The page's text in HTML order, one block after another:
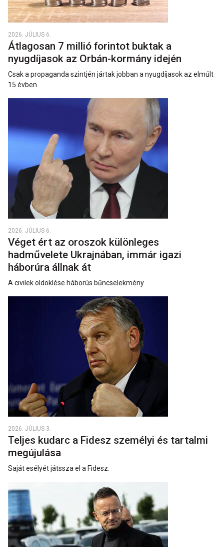
2026. JÚLIUS 6.
Átlagosan 7 millió forintot buktak a
nyugdíjasok az Orbán-kormány idején
Csak a propaganda szintjén jártak jobban a nyugdíjasok az elmúlt
15 évben.
2026. JÚLIUS 6.
Véget ért az oroszok különleges
hadművelete Ukrajnában, immár igazi
háborúra állnak át
A civilek öldöklése háborús bűncselekmény.
2026. JÚLIUS 3.
Teljes kudarc a Fidesz személyi és tartalmi
megújulása
Saját esélyét játssza el a Fidesz.